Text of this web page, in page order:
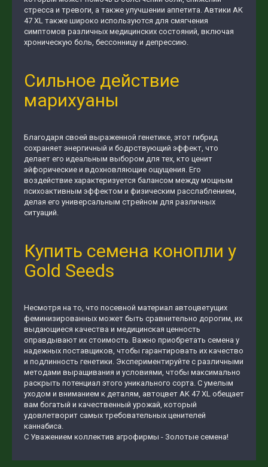
стресса и тревоги, а также улучшении аппетита. Автики AK
47 XL также широко используются для смягчения
симптомов различных медицинских состояний, включая
хроническую боль, бессонницу и депрессию.
Сильное действие
марихуаны
Благодаря своей выраженной генетике, этот гибрид
сохраняет энергичный и бодрствующий эффект, что
делает его идеальным выбором для тех, кто ценит
эйфорические и вдохновляющие ощущения. Его
воздействие характеризуется балансом между мощным
психоактивным эффектом и физическим расслаблением,
делая его универсальным стрейном для различных
ситуаций.
Купить семена конопли у
Gold Seeds
Несмотря на то, что посевной материал автоцветущих
феминизированных может быть сравнительно дорогим, их
выдающиеся качества и медицинская ценность
оправдывают их стоимость. Важно приобретать семена у
надежных поставщиков, чтобы гарантировать их качество
и подлинность генетики. Экспериментируйте с различными
методами выращивания и условиями, чтобы максимально
раскрыть потенциал этого уникального сорта. С умелым
уходом и вниманием к деталям, автоцвет AK 47 XL обещает
вам богатый и качественный урожай, который
удовлетворит самых требовательных ценителей
каннабиса.
С Уважением коллектив агрофирмы - Золотые семена!